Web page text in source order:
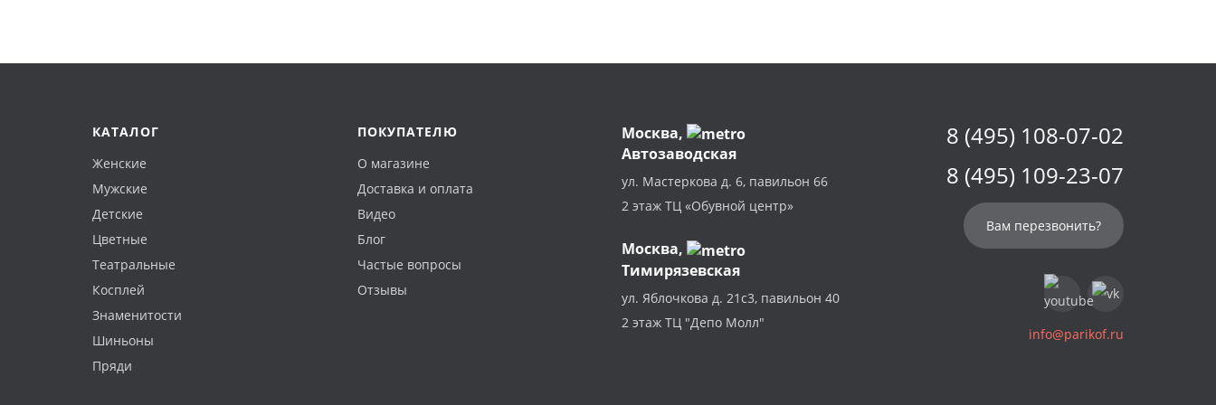
КАТАЛОГ
Женские
Мужские
Детские
Цветные
Театральные
Косплей
Знаменитости
Шиньоны
Пряди
ПОКУПАТЕЛЮ
О магазине
Доставка и оплата
Видео
Блог
Частые вопросы
Отзывы
Москва,
Автозаводская
ул. Мастеркова д. 6, павильон 66
2 этаж ТЦ «Обувной центр»
Москва,
Тимирязевская
ул. Яблочкова д. 21с3, павильон 40
2 этаж ТЦ "Депо Молл"
8 (495) 108-07-02
8 (495) 109-23-07
Вам перезвонить?
info@parikof.ru